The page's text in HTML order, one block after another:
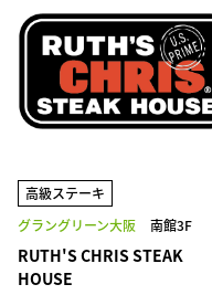
高級ステーキ
グラングリーン大阪
南館3F
RUTH'S CHRIS STEAK
HOUSE